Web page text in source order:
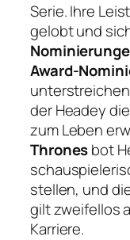
Serie. Ihre
gelobt und
Award-
der Headey
zum Leben
Thronesbot
stellen, und
gilt zweifellos
Karriere.